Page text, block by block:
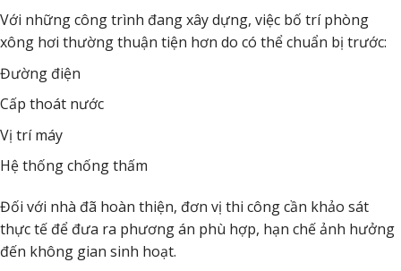
Với những công trình đang xây dựng, việc bố trí phòng
xông hơi thường thuận tiện hơn do có thể chuẩn bị trước:
Đường điện
Cấp thoát nước
Vị trí máy
Hệ thống chống thấm
Đối với nhà đã hoàn thiện, đơn vị thi công cần khảo sát
thực tế để đưa ra phương án phù hợp, hạn chế ảnh hưởng
đến không gian sinh hoạt.